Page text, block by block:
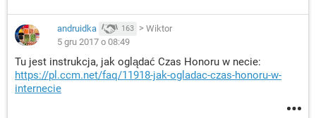
andruidka 163 > Wiktor
5 gru 2017 o 08:49
Tu jest instrukcja, jak oglądać Czas Honoru w necie:
https://pl.ccm.net/faq/11918-jak-ogladac-czas-honoru-w-
internecie